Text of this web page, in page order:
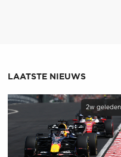
LAATSTE NIEUWS
2w geleden